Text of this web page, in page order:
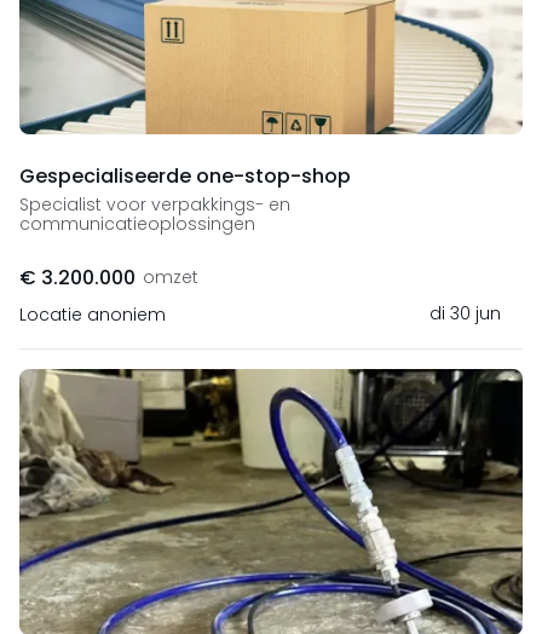
Gespecialiseerde one-stop-shop
Specialist voor verpakkings- en
communicatieoplossingen
€ 3.200.000 omzet
Locatie anoniem
di 30 jun